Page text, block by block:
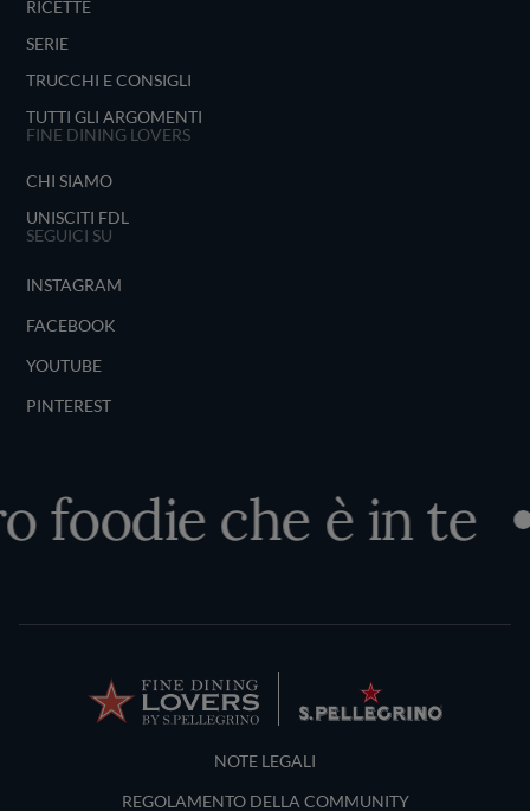
RICETTE
SERIE
TRUCCHI E CONSIGLI
TUTTI GLI ARGOMENTI
FINE DINING LOVERS
CHI SIAMO
UNISCITI FDL
SEGUICI SU
INSTAGRAM
FACEBOOK
YOUTUBE
PINTEREST
foodie che è in te
Terms and Conditions
NOTE LEGALI
REGOLAMENTO DELLA COMMUNITY